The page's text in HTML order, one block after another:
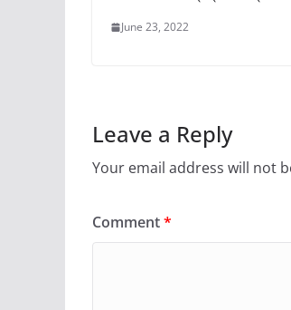
June 23, 2022
Leave a Reply
Your email address will not
Comment*